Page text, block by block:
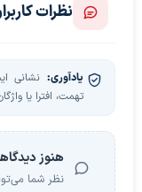
نظرات
یادآوری: نشانی
تهمت، افترا یا
هنوز
نظر شما